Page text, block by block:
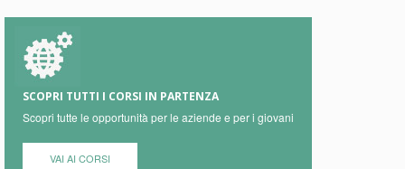
SCOPRI TUTTI I CORSI IN PARTENZA
Scopri tutte le opportunità per le aziende e per i giovani
VAI AI CORSI